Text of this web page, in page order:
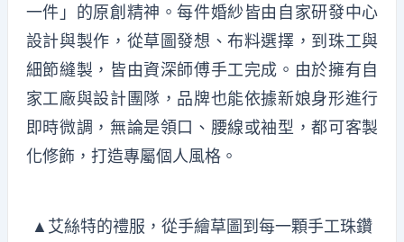
一件」的原創精神。每件婚紗皆由自家研發中心
設計與製作，從草圖發想、布料選擇，到珠工與
細節縫製，皆由資深師傅手工完成。由於擁有自
家工廠與設計團隊，品牌也能依據新娘身形進行
即時微調，無論是領口、腰線或袖型，都可客製
化修飾，打造專屬個人風格。
▲艾絲特的禮服，從手繪草圖到每一顆手工珠鑽